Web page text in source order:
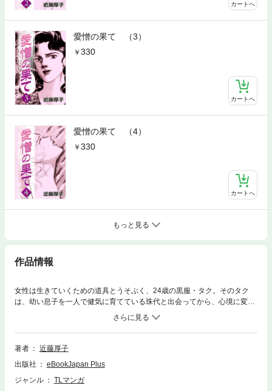
カートへ
愛憎の果て （3）
330
カートへ
愛憎の果て （4）
330
カートへ
もっと見る
作品情報
女性は生きていくための道具とうそぶく、24歳の黒服・タク。そのタク
は、幼い息子を一人で健気に育てている珠代と出会ってから、心境に変化
が…。お互い恋人ができるまでという条件で契約同棲している佑紀と薫。
その佑紀が、なんと財閥の御曹司からプロポーズされ…。神聖な教室で淫
らな妄想をする女教師に危ない匂いの男が…。
著者
近藤厚子
出版社
eBookJapan Plus
ジャンル
TLマンガ